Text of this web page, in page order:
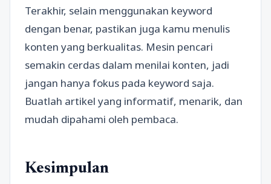
Terakhir, selain menggunakan keyword
dengan benar, pastikan juga kamu menulis
konten yang berkualitas. Mesin pencari
semakin cerdas dalam menilai konten, jadi
jangan hanya fokus pada keyword saja.
Buatlah artikel yang informatif, menarik, dan
mudah dipahami oleh pembaca.
Kesimpulan